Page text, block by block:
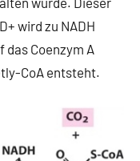
wird zu NADH
Coenzym A
CoA entsteht.